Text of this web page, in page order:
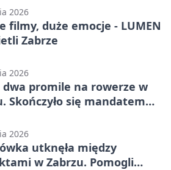
2026
filmy, duże emocje - LUMEN
Zabrze
2026
dwa promile na rowerze w
Skończyło się mandatem
2026
utknęła między
w Zabrzu. Pomogli